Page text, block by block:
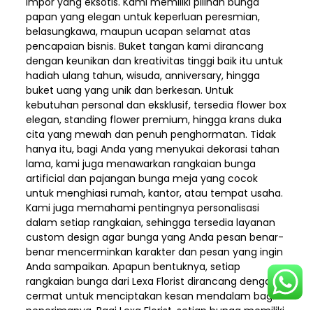
papan yang elegan untuk keperluan peresmian,
belasungkawa, maupun ucapan selamat atas
pencapaian bisnis. Buket tangan kami dirancang
dengan keunikan dan kreativitas tinggi baik itu untuk
hadiah ulang tahun, wisuda, anniversary, hingga
buket uang yang unik dan berkesan. Untuk
kebutuhan personal dan eksklusif, tersedia flower box
elegan, standing flower premium, hingga krans duka
cita yang mewah dan penuh penghormatan. Tidak
hanya itu, bagi Anda yang menyukai dekorasi tahan
lama, kami juga menawarkan rangkaian bunga
artificial dan pajangan bunga meja yang cocok
untuk menghiasi rumah, kantor, atau tempat usaha.
Kami juga memahami pentingnya personalisasi
dalam setiap rangkaian, sehingga tersedia layanan
custom design agar bunga yang Anda pesan benar-
benar mencerminkan karakter dan pesan yang ingin
Anda sampaikan. Apapun bentuknya, setiap
rangkaian bunga dari Lexa Florist dirancang dengan
cermat untuk menciptakan kesan mendalam bagi